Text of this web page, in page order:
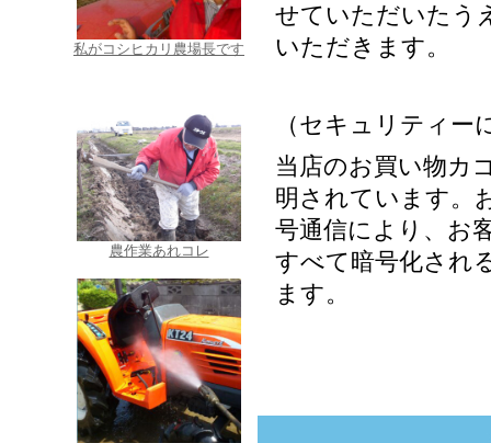
私がコシヒカリ農場長です
農作業あれコレ
せていただいたう
いただきます。
（セキュリティー
当店のお買い物カ
明されています。
号通信により、お
すべて暗号化され
ます。